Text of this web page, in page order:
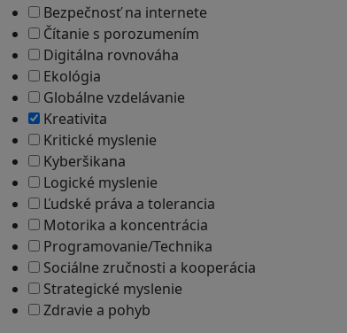
Bezpečnosť na internete
Čítanie s porozumením
Digitálna rovnováha
Ekológia
Globálne vzdelávanie
Kreativita
Kritické myslenie
Kyberšikana
Logické myslenie
Ľudské práva a tolerancia
Motorika a koncentrácia
Programovanie/Technika
Sociálne zručnosti a kooperácia
Strategické myslenie
Zdravie a pohyb